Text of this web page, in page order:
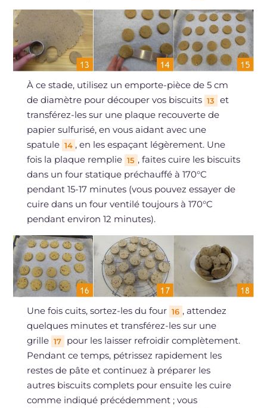
À ce stade, utilisez un emporte-pièce de 5 cm
de diamètre pour découper vos biscuits 13
et
transférez-les sur une plaque recouverte de
papier sulfurisé, en vous aidant avec une
spatule 14 , en les espaçant légèrement. Une
fois la plaque remplie 15 , faites cuire les biscuits
dans un four statique préchauffé à 170°C
pendant 15-17 minutes (vous pouvez essayer de
cuire dans un four ventilé toujours à 170°C
pendant environ 12 minutes).
Une fois cuits, sortez-les du four 16 , attendez
quelques minutes et transférez-les sur une
grille 17
pour les laisser refroidir complètement.
Pendant ce temps, pétrissez rapidement les
restes de pâte et continuez à préparer les
autres biscuits complets pour ensuite les cuire
comme indiqué précédemment ; vous